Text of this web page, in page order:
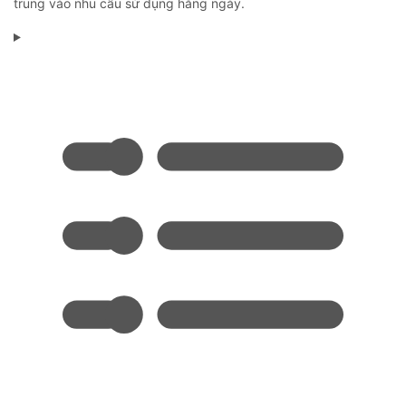
trung vào nhu cầu sử dụng hằng ngày.